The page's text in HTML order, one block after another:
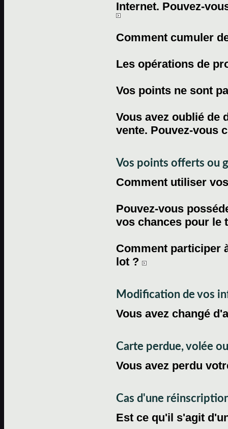
Internet. Pouvez-
Comment cumuler
Les opérations de
Vos points ne sont
Vous avez oublié de
vente. Pouvez-vous
Vos points offerts ou
Comment utiliser
Pouvez-vous
vos chances pour le
Comment participer
lot ?
Modification de vos
Vous avez changé
Carte perdue, volée
Vous avez perdu
Cas d'une
Est ce qu'il s'agit